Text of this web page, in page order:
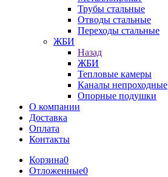
Трубы стальные
Отводы стальные
Переходы стальные
ЖБИ
Назад
ЖБИ
Тепловые камеры
Каналы непроходные
Опорные подушки
О компании
Доставка
Оплата
Контакты
Корзина0
Отложенные0